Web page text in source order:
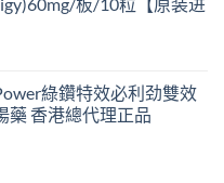
綠鑽特效必利劲雙效
藥 香港總代理正品